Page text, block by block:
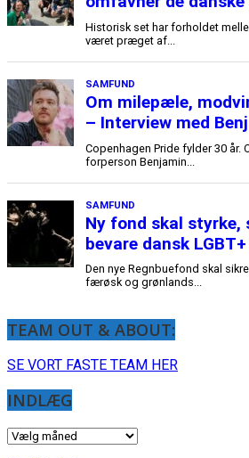
TEAM OUT & ABOUT:
SE VORT FASTE TEAM HER
INDLÆG
INDLÆG